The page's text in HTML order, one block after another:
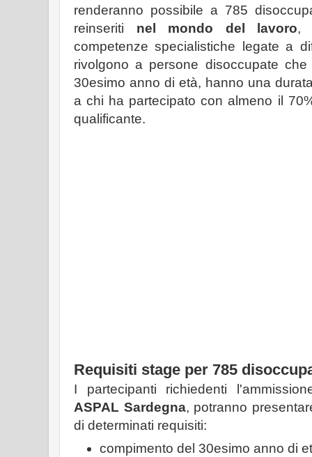
renderanno possibile a 785
reinseriti nel mondo del lavoro,
competenze specialistiche legate a
rivolgono a persone disoccupate
30esimo anno di età, hanno una
a chi ha partecipato con almeno il
qualificante.
Requisiti stage per 785
I partecipanti richiedenti
ASPAL Sardegna, potranno
di determinati requisiti:
compimento del 30esimo anno di